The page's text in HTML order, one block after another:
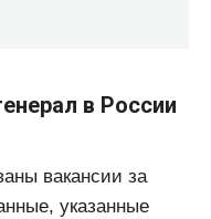
в России
вакансии за
указанные